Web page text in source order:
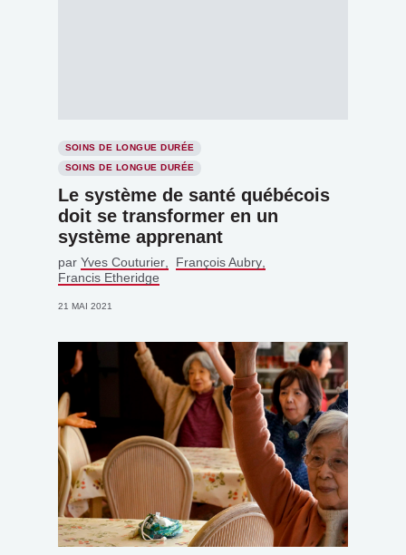
SOINS DE LONGUE DURÉE
SOINS DE LONGUE DURÉE
Le système de santé québécois
doit se transformer en un
système apprenant
par Yves Couturier
François Aubry
Francis Etheridge
21 MAI 2021